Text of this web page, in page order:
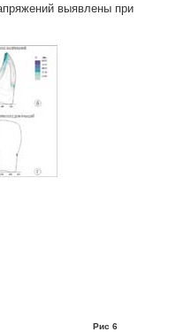
выявлены при
6